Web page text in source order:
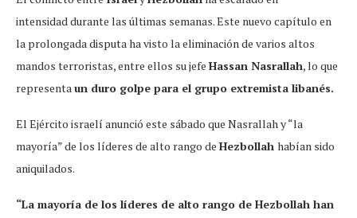
intensidad durante las últimas semanas. Este nuevo capítulo en
la prolongada disputa ha visto la eliminación de varios altos
mandos terroristas, entre ellos su jefe Hassan Nasrallah, lo que
representaun duro golpe para el grupo extremista libanés.
El Ejército israelí anunció este sábado que Nasrallah y “la
mayoría” de los líderes de alto rango de Hezbollah habían sido
aniquilados.
“La mayoría de los líderes de alto rango de Hezbollah han